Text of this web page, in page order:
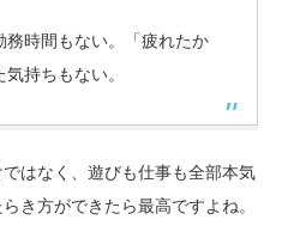
時間もない。「疲れたか
持ちもない。
はなく、遊びも仕事も全部本気
き方ができたら最高ですよね。